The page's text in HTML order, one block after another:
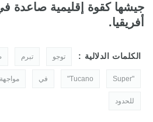
جيشها كقوة إقليمية صاعدة
أفريقيا.
الكلمات الدلالية : توجو تبرم
"Super
Tucano" في مواجهة
للحدود